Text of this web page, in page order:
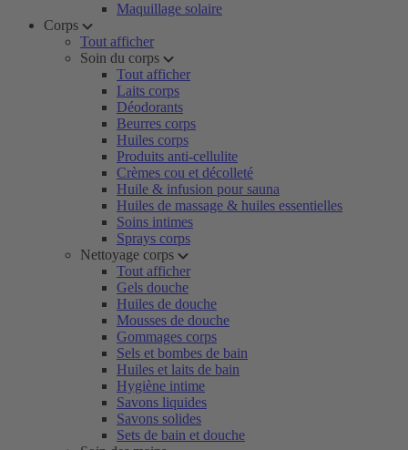
Maquillage solaire
Corps
Tout afficher
Soin du corps
Tout afficher
Laits corps
Déodorants
Beurres corps
Huiles corps
Produits anti-cellulite
Crèmes cou et décolleté
Huile & infusion pour sauna
Huiles de massage & huiles essentielles
Soins intimes
Sprays corps
Nettoyage corps
Tout afficher
Gels douche
Huiles de douche
Mousses de douche
Gommages corps
Sels et bombes de bain
Huiles et laits de bain
Hygiène intime
Savons liquides
Savons solides
Sets de bain et douche